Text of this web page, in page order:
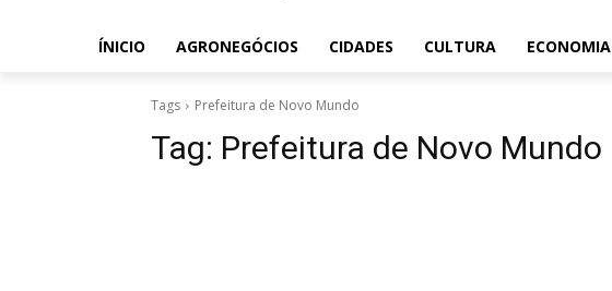
ÍNICIO AGRONEGÓCIOS CIDADES CULTURA ECONOMIA
Tags Prefeitura de Novo Mundo
Tag: Prefeitura de Novo Mundo